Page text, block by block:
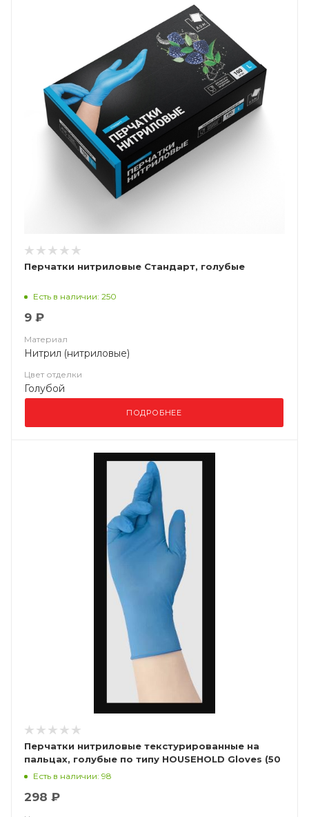
Перчатки нитриловые Стандарт, голубые
Есть в наличии: 250
9 ₽
Материал
Нитрил (нитриловые)
Цвет отделки
Голубой
ПОДРОБНЕЕ
Перчатки нитриловые текстурированные на
пальцах, голубые по типу HOUSEHOLD Gloves (50
пар), Калибр Libry
Есть в наличии: 98
298 ₽